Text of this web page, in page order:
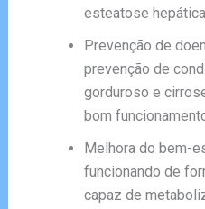
esteatose
Prevenção de
prevenção de
gorduroso e
bom
Melhora do bem-
funcionando de
capaz de